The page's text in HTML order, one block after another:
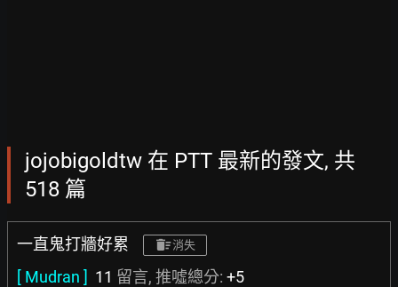
jojobigoldtw 在 PTT 最新的發文, 共
518 篇
一直鬼打牆好累 消失
[ Mudran ] 11 留言, 推噓總分: +5